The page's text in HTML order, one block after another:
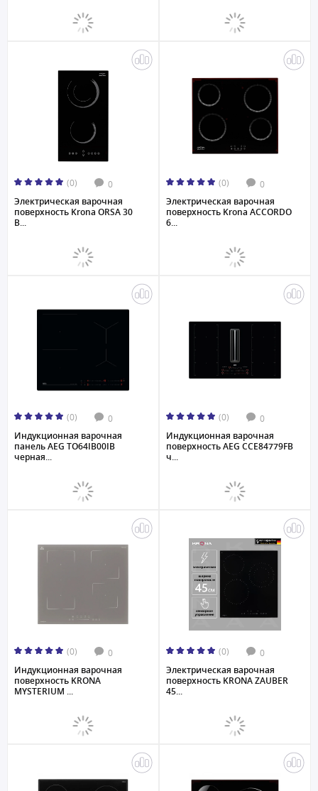
(0) 0
Электрическая варочная
поверхность Krona ORSA 30
B...
(0) 0
Электрическая варочная
поверхность Krona ACCORDO
6...
(0) 0
Индукционная варочная
панель AEG TO64IB00IB
черная...
(0) 0
Индукционная варочная
поверхность AEG CCE84779FB
ч...
(0) 0
Индукционная варочная
поверхность KRONA
MYSTERIUM ...
(0) 0
Электрическая варочная
поверхность KRONA ZAUBER
45...